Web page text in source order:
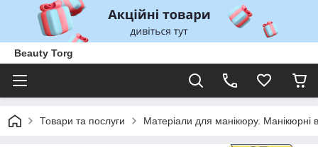
Beauty Torg
Товари та послуги Матеріали для манікюру. Манікюрні